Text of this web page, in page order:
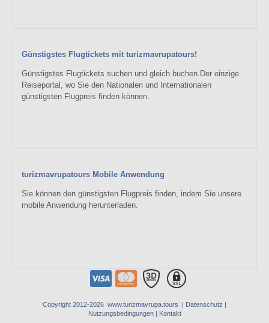
Günstigstes Flugtickets mit turizmavrupatours!
Günstigstes Flugtickets suchen und gleich buchen.Der einzige
Reiseportal, wo Sie den Nationalen und Internationalen
günstigsten Flugpreis finden können.
turizmavrupatours Mobile Anwendung
Sie können den günstigsten Flugpreis finden, indem Sie unsere
mobile Anwendung herunterladen.
Copyright 2012-2026 www.turizmavrupa.tours | Datenschutz |
Nutzungsbedingungen| Kontakt